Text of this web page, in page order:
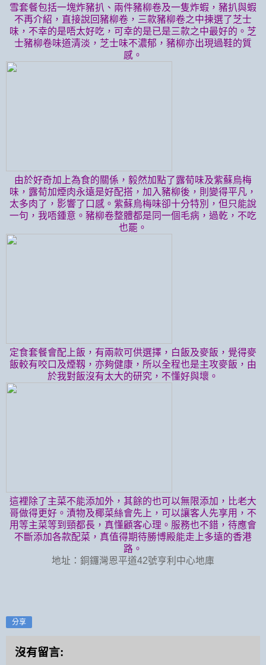
雪套餐包括一塊炸豬扒、兩件豬柳卷及一隻炸蝦，豬扒與蝦
不再介紹，直接說回豬柳卷，三款豬柳卷之中揀選了芝士
味，不幸的是唔太好吃，可幸的是已是三款之中最好的。芝
士豬柳卷味道清淡，芝士味不濃郁，豬柳亦出現過鞋的質
感。
由於好奇加上為食的關係，毅然加點了露荀味及紫蘇烏梅
味，露荀加煙肉永遠是好配搭，加入豬柳後，則變得平凡，
太多肉了，影響了口感。紫蘇烏梅味卻十分特別，但只能說
一句，我唔鍾意。豬柳卷整體都是同一個毛病，過乾，不吃
也罷。
定食套餐會配上飯，有兩款可供選擇，白飯及麥飯，覺得麥
飯較有咬口及煙靱，亦夠健康，所以全程也是主攻麥飯，由
於我對飯沒有太大的研究，不懂好與壞。
這裡除了主菜不能添加外，其餘的也可以無限添加，比老大
哥做得更好。漬物及椰菜絲會先上，可以讓客人先享用，不
用等主菜等到頸都長，真懂顧客心理。服務也不錯，待應會
不斷添加各款配菜，真值得期待勝博殿能走上多遠的香港
路。
地址：銅鑼灣恩平道42號亨利中心地庫
分享
沒有留言: